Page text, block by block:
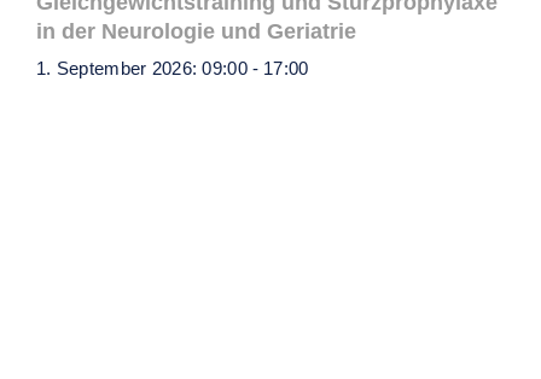
in der Neurologie und Geriatrie
1. September 2026: 09:00 - 17:00